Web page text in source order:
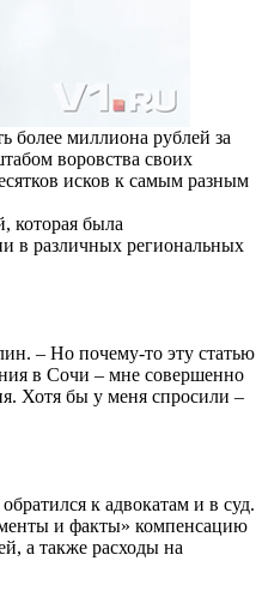
миллиона рублей за
воровства своих
исков к самым разным
которая была
в различных региональных
– Но почему-то эту статью
в Сочи – мне совершенно
Хотя бы у меня спросили –
к адвокатам и в суд.
и факты» компенсацию
а также расходы на